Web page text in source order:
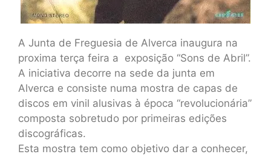
A Junta de Freguesia de Alverca inaugura na
proxima terça feira a exposição “Sons de Abril”.
A iniciativa decorre na sede da junta em
Alverca e consiste numa mostra de capas de
discos em vinil alusivas à época “revolucionária”
composta sobretudo por primeiras edições
discográficas.
Esta mostra tem como objetivo dar a conhecer,